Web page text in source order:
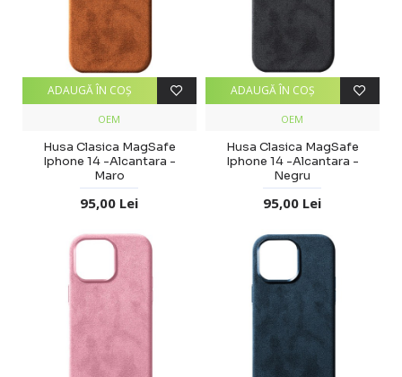
OEM
Husa Clasica MagSafe
Iphone 14 -Alcantara -
Maro
95,00 Lei
ADAUGĂ ÎN COŞ
OEM
Husa Clasica MagSafe
Iphone 14 -Alcantara -
Negru
95,00 Lei
ADAUGĂ ÎN COŞ